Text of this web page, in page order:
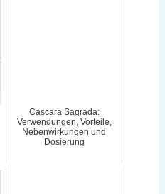
Cascara Sagrada:
Verwendungen, Vorteile,
Nebenwirkungen und
Dosierung